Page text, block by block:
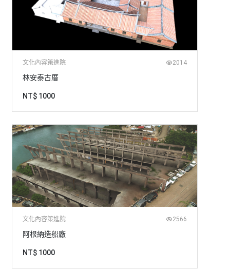
文化內容策進院 2014
林安泰古厝
NT$ 1000
文化內容策進院 2566
阿根納造船廠
NT$ 1000